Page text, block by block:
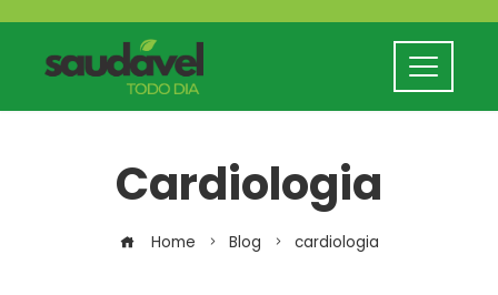
Cardiologia
Home Blog cardiologia